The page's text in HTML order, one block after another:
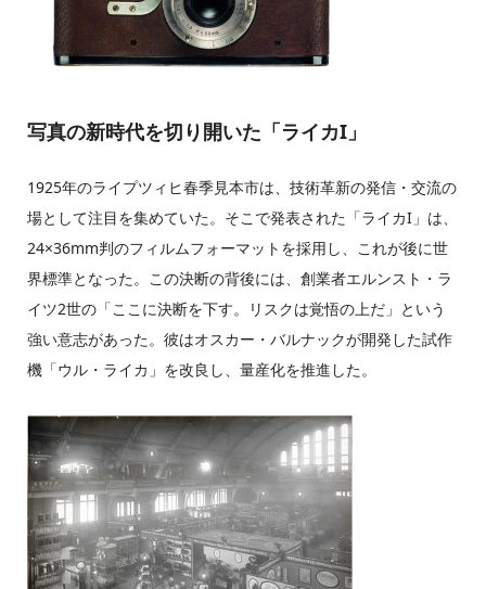
写真の新時代を切り開いた「ライカI」
1925年のライプツィヒ春季見本市は、技術革新の発信・交流の
場として注目を集めていた。そこで発表された「ライカI」は、
24×36mm判のフィルムフォーマットを採用し、これが後に世
界標準となった。この決断の背後には、創業者エルンスト・ラ
イツ2世の「ここに決断を下す。リスクは覚悟の上だ」という
強い意志があった。彼はオスカー・バルナックが開発した試作
機「ウル・ライカ」を改良し、量産化を推進した。